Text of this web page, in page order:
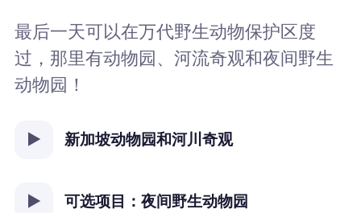
最后一天可以在万代野生动物保护区度
过，那里有动物园、河流奇观和夜间野生
动物园！
新加坡动物园和河川奇观
可选项目：夜间野生动物园